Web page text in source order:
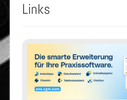
Links